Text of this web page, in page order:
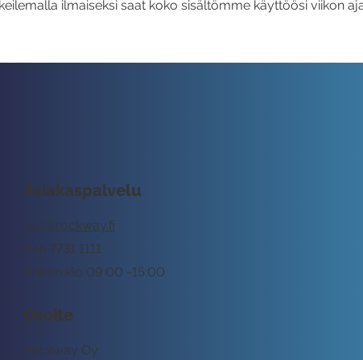
ilmaiseksi saat koko sisältömme käyttöösi viikon
Asiakaspalvelu
tuki@rockway.fi
Arkisin klo 09:00 -15:00
045 7731 1111
Osoite
Rockway Oy